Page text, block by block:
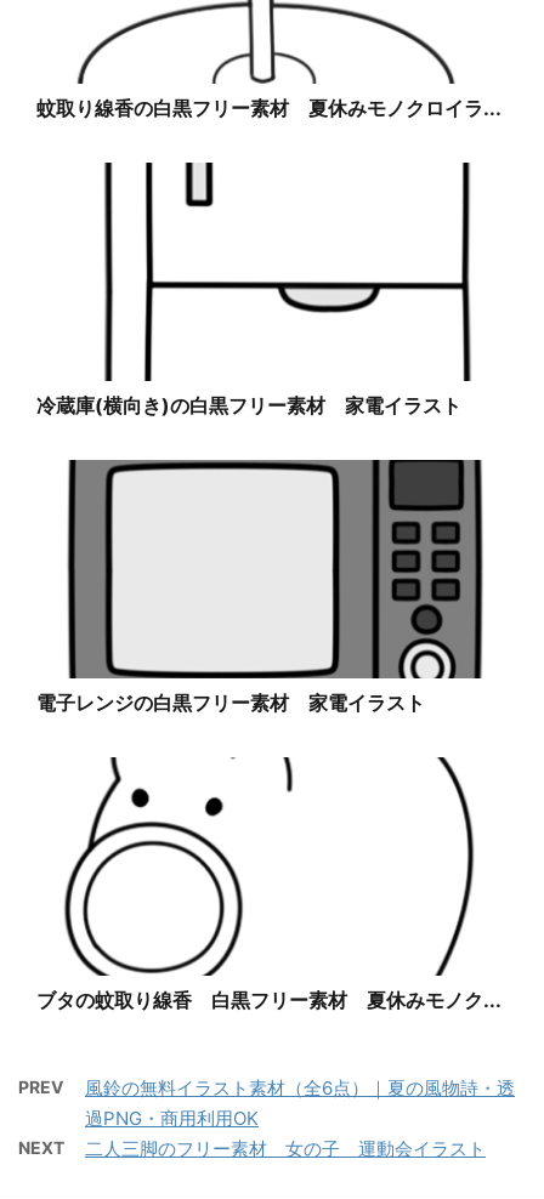
蚊取り線香の白黒フリー素材 夏休みモノクロイラ...
冷蔵庫(横向き)の白黒フリー素材 家電イラスト
電子レンジの白黒フリー素材 家電イラスト
ブタの蚊取り線香 白黒フリー素材 夏休みモノク...
PREV
風鈴の無料イラスト素材（全6点）｜夏の風物詩・透
過PNG・商用利用OK
NEXT 二人三脚のフリー素材 女の子 運動会イラスト